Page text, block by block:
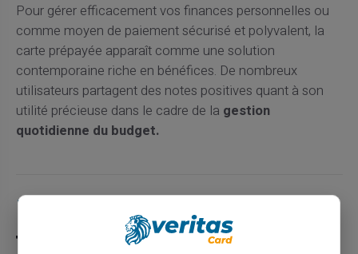
Pour gérer efficacement vos finances personnelles ou
comme moyen de paiement sécurisé et polyvalent, la
carte prépayée apparaît comme une solution
contemporaine riche en bénéfices. De nombreux
utilisateurs partagent des notes positives quant à son
utilité précieuse dans le cadre de la gestion
quotidienne du budget.
Partager cet article